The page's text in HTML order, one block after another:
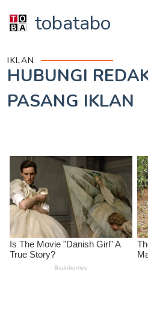
tobatabo
IKLAN
HUBUNGI
PASANG IKLAN